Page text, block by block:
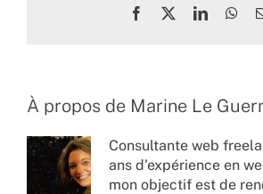
Facebook LinkedIn
À propos de Marine Le
Consultante web
ans d'expérience en
mon objectif est de